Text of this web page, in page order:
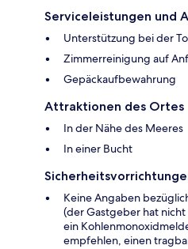
Serviceleistungen und
Unterstützung bei der
Zimmerreinigung auf
Gepäckaufbewahrung
Attraktionen des Ortes
In der Nähe des Meeres
In einer Bucht
Keine Angaben
(der Gastgeber hat
ein
empfehlen, einen